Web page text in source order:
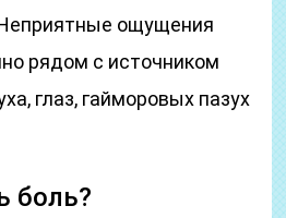
ощущения
рядом с источником
глаз, гайморовых пазух
боль?